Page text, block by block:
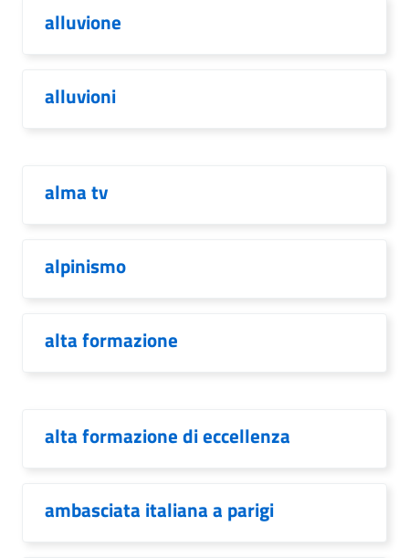
alluvione
alluvioni
alma tv
alpinismo
alta formazione
alta formazione di eccellenza
ambasciata italiana a parigi